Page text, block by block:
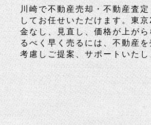
川崎で不動産売却・不動産査
してお任せいただけます。東
金なし、見直し、価格が上が
るべく早く売るには、不動産
考慮しご提案、サポートいた